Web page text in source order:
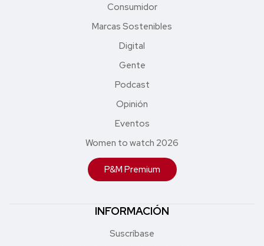
Consumidor
Marcas Sostenibles
Digital
Gente
Podcast
Opinión
Eventos
Women to watch 2026
P&M Premium
INFORMACIÓN
Suscríbase